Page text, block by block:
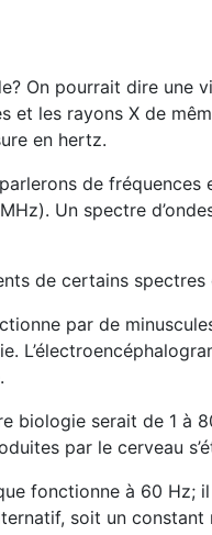
On pourrait dire
et les rayons X de
en hertz.
de
Un spectre
de certains spectres
par de
biologie serait de 1 à
par le cerveau
fonctionne à 60 Hz;
soit un constant